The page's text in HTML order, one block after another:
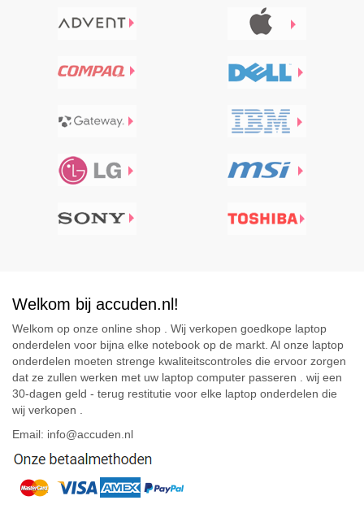
Welkom bij accuden.nl!
Welkom op onze online shop . Wij verkopen goedkope laptop
onderdelen voor bijna elke notebook op de markt. Al onze laptop
onderdelen moeten strenge kwaliteitscontroles die ervoor zorgen
dat ze zullen werken met uw laptop computer passeren . wij een
30-dagen geld - terug restitutie voor elke laptop onderdelen die
wij verkopen .
Email: info@accuden.nl